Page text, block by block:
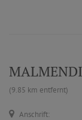
(9.85 km entfernt)
Anschrift: